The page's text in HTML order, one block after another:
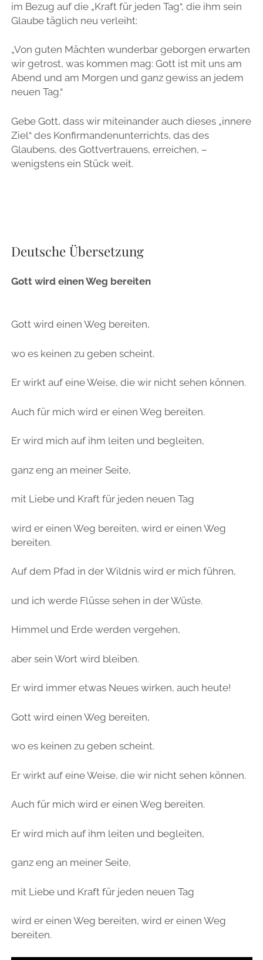
im Bezug auf die „Kraft für jeden Tag“, die ihm sein
Glaube täglich neu verleiht:
„Von guten Mächten wunderbar geborgen erwarten
wir getrost, was kommen mag: Gott ist mit uns am
Abend und am Morgen und ganz gewiss an jedem
neuen Tag.“
Gebe Gott, dass wir miteinander auch dieses „innere
Ziel“ des Konfirmandenunterrichts, das des
Glaubens, des Gottvertrauens, erreichen, –
wenigstens ein Stück weit.
Deutsche Übersetzung
Gott wird einen Weg bereiten
Gott wird einen Weg bereiten,
wo es keinen zu geben scheint.
Er wirkt auf eine Weise, die wir nicht sehen können.
Auch für mich wird er einen Weg bereiten.
Er wird mich auf ihm leiten und begleiten,
ganz eng an meiner Seite,
mit Liebe und Kraft für jeden neuen Tag
wird er einen Weg bereiten, wird er einen Weg
bereiten.
Auf dem Pfad in der Wildnis wird er mich führen,
und ich werde Flüsse sehen in der Wüste.
Himmel und Erde werden vergehen,
aber sein Wort wird bleiben.
Er wird immer etwas Neues wirken, auch heute!
Gott wird einen Weg bereiten,
wo es keinen zu geben scheint.
Er wirkt auf eine Weise, die wir nicht sehen können.
Auch für mich wird er einen Weg bereiten.
Er wird mich auf ihm leiten und begleiten,
ganz eng an meiner Seite,
mit Liebe und Kraft für jeden neuen Tag
wird er einen Weg bereiten, wird er einen Weg
bereiten.